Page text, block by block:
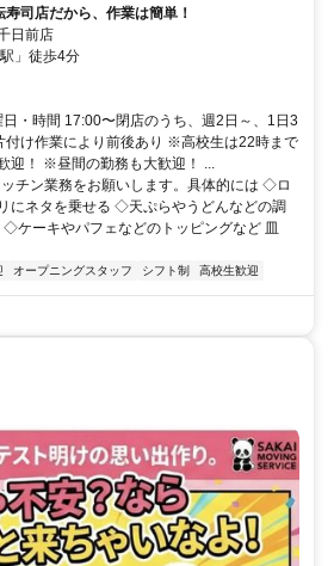
司店だから、作業は簡単！
日前店
」徒歩4分
・時間 17:00〜閉店のうち、週2日～、1日3
け作業により前後あり ※高校生は22時まで
迎！ ※昼間の勤務も大歓迎！ ...
チン業務をお願いします。具体的には ◇ロ
にネタを乗せる ◇天ぷらやうどんなどの調
ケーキやパフェなどのトッピングなど 皿
オープニングスタッフ シフト制 高校生歓迎